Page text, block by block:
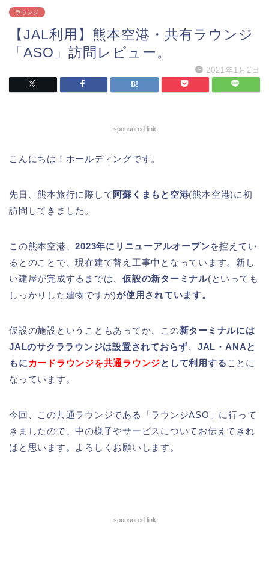
ラウンジ
【JAL利用】熊本空港・共有ラウンジ
「ASO」訪問レビュー。
2021年1月2日
sponsored link
こんにちは！ホールディングです。
先日、熊本旅行に際して 阿蘇くまもと空港(熊本空港)に初
訪問してきました。
この熊本空港、2023年にリニューアルオープンを控えてい
るとのことで、現在建て替え工事中となっています。新し
い建屋が完成するまでは、仮設の新ターミナル(といっても
しっかりした建物ですが)が使用されています。
仮設の施設ということもあってか、この新ターミナルには
JALのサクララウンジは設置されておらず
JAL・ANAと
もに カードラウンジを共通ラウンジとして利用する ことに
なっています。
今回、この共通ラウンジである「ラウンジASO」に行って
きましたので、中の様子やサービスについてお伝えできれ
ばと思います。よろしくお願いします。
sponsored link